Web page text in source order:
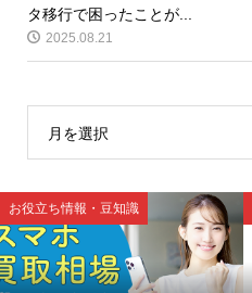
タ移行で困ったことが...
2025.08.21
月を選択
お役立ち情報・豆知識